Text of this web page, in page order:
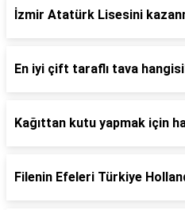
İzmir Atatürk Lisesini
En iyi çift taraflı tava
Kağıttan kutu yapmak için
Filenin Efeleri Türkiye